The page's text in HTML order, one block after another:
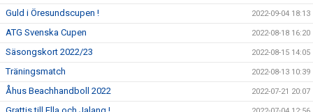
Guld i Öresundscupen ! 2022-09-04 18:13
ATG Svenska Cupen 2022-08-18 16:20
Säsongskort 2022/23 2022-08-15 14:05
Träningsmatch 2022-08-13 10:39
Åhus Beachhandboll 2022 2022-07-21 20:07